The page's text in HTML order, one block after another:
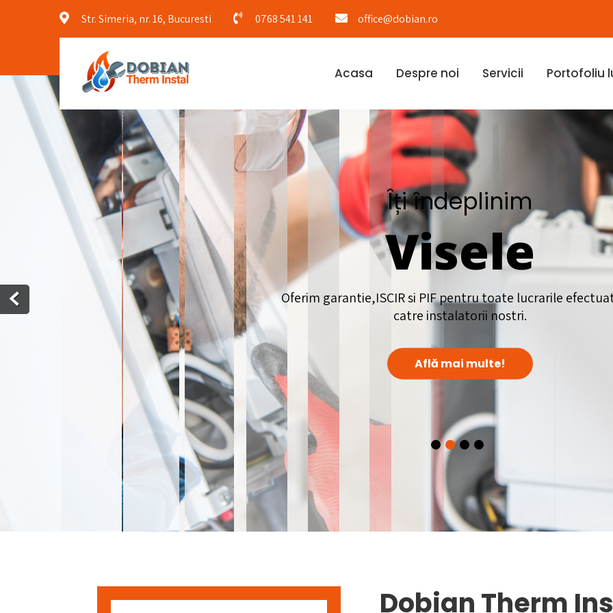
Str. Simeria, nr. 16, Bucuresti 0768 541 141 office@dobian.ro
Acasa Despre noi Servicii Portofoliu
Îți îndeplinim
Visele
Oferim garantie,ISCIR si PIF pentru toate lucrarile
catre instalatorii nostri.
Află mai multe!
Dobian Therm